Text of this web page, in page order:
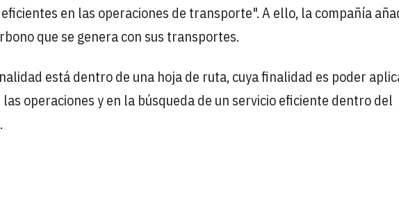
en las operaciones de transporte". A ello, la compañía
que se genera con sus transportes.
está dentro de una hoja de ruta, cuya finalidad es poder
operaciones y en la búsqueda de un servicio eficiente dentro del